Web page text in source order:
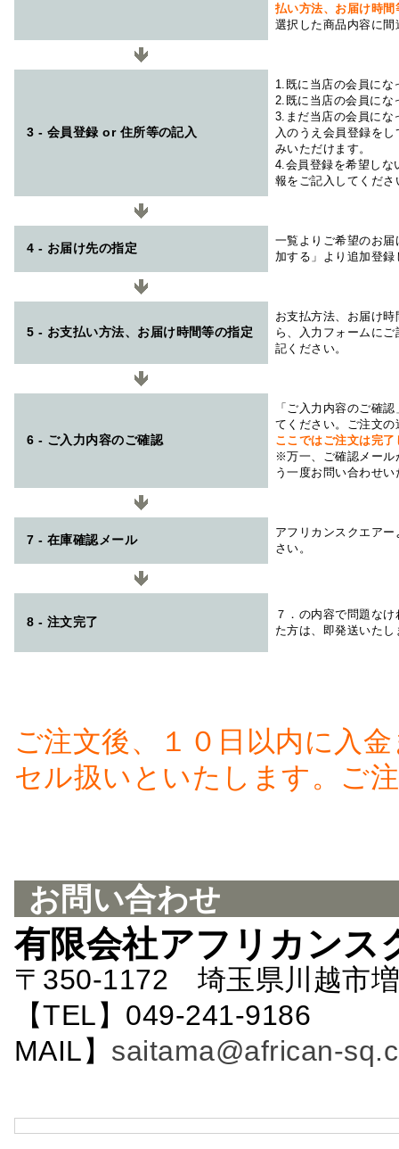
払い方法、お届け時
選択した商品内容に
3 - 会員登録 or 住所等の記入
1.既に当店の会員にな
2.既に当店の会員にな
3.まだ当店の会員にな
入のうえ会員登録を
みいただけます。
4.会員登録を希望しな
報をご記入してくださ
4 - お届け先の指定
一覧よりご希望のお
加する」より追加登
5 - お支払い方法、お届け時間等の指定
お支払方法、お届け
ら、入力フォームに
記ください。
6 - ご入力内容のご確認
「ご入力内容のご確
てください。ご注文
ここではご注文は完
※万一、ご確認メール
う一度お問い合わせ
7 - 在庫確認メール
アフリカンスクエアー
さい。
8 - 注文完了
７．の内容で問題な
た方は、即発送いたし
ご注文後、１０日以内に入
セル扱いといたします。ご
お問い合わせ
有限会社アフリカンス
〒350-1172 埼玉県川越市
【TEL】049-241-
MAIL】 saitama@african-